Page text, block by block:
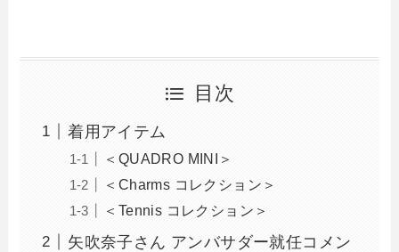
目次
着用アイテム
＜QUADRO MINI＞
＜Charms コレクション＞
＜Tennis コレクション＞
矢吹奈子さん アンバサダー就任コメン